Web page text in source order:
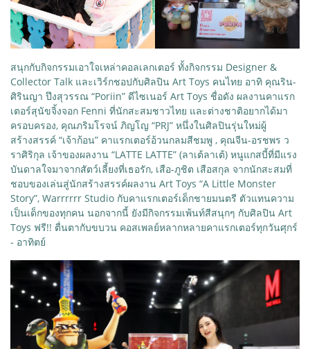
สนุกกับกิจกรรมเอาใจเหล่าคอลเลกเตอร์ ทั้งกิจกรรม Designer &
Collector Talk และเวิร์กชอปกับศิลปิน Art Toys คนไทย อาทิ คุณริน-
ศิรินญา ปึงสุวรรณ “Poriin” ดีไซเนอร์ Art Toys ชื่อดัง ผลงานคาแรก
เตอร์สุนัขจิ้งจอก Fenni ที่นักสะสมชาวไทย และต่างชาติอยากได้มา
ครอบครอง, คุณภริมโรจน์ ภิญโญ “PRJ” หนึ่งในศิลปินรุ่นใหม่ผู้
สร้างสรรค์ “เจ้าก้อน” คาแรกเตอร์อ้วนกลมสีชมพู , คุณจีน-อรชพร ว
ราศิริกุล เจ้าของผลงาน “LATTE LATTE” (ลาเต้ลาเต้) หนูแกสบี้ที่มีแรง
บันดาลใจมาจากสัตว์เลี้ยงที่เธอรัก, เสือ-ภูชิต เสือสกุล จากนักสะสมที่
ชอบของเล่นสู่นักสร้างสรรค์ผลงาน Art Toys “A Little Monster
Story”, Warrrrrr Studio กับคาแรกเตอร์เด็กชายมนตรี ตัวแทนความ
เป็นเด็กของทุกคน นอกจากนี้ ยังมีกิจกรรมเพ้นท์สีสนุกๆ กับศิลปิน Art
Toys ฟรี!! ตื่นตากับขบวน คอสเพลย์หลากหลายคาแรกเตอร์ทุกวันศุกร์
- อาทิตย์